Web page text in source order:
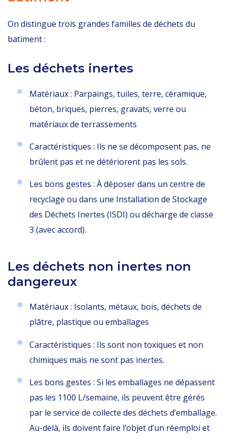
On distingue trois grandes familles de déchets du
batiment :
Les déchets inertes
Matériaux : Parpaings, tuiles, terre, céramique,
béton, briques, pierres, gravats, verre ou
matériaux de terrassements
Caractéristiques : Ils ne se décomposent pas, ne
brûlent pas et ne détériorent pas les sols.
Les bons gestes : À déposer dans un centre de
recyclage ou dans une Installation de Stockage
des Déchets Inertes (ISDI) ou décharge de classe
3 (avec accord).
Les déchets non inertes non
dangereux
Matériaux : Isolants, métaux, bois, déchets de
plâtre, plastique ou emballages
Caractéristiques : Ils sont non toxiques et non
chimiques mais ne sont pas inertes.
Les bons gestes : Si les emballages ne dépassent
pas les 1100 L/semaine, ils peuvent être gérés
par le service de collecte des déchets d’emballage.
Au-delà, ils doivent faire l’objet d’un réemploi et